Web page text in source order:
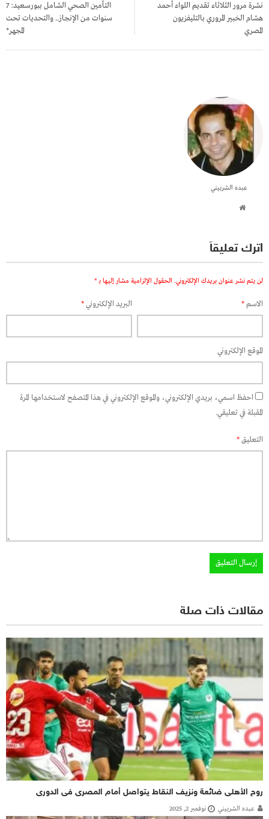
نشرة مرور الثلاثاء تقديم اللواء أحمد
هشام الخبير المروري بالتليفزيون
المصري
التأمين الصحي الشامل ببورسعيد: 7
سنوات من الإنجاز.. والتحديات تحت
المجهر*
عبده الشربيني
اترك تعليقاً
لن يتم نشر عنوان بريدك الإلكتروني. الحقول الإلزامية مشار إليها بـ *
الاسم* البريد الإلكتروني*
الموقع الإلكتروني
احفظ اسمي، بريدي الإلكتروني، والموقع الإلكتروني في هذا المتصفح لاستخدامها المرة
المقبلة في تعليقي.
التعليق*
مقالات ذات صلة
روح الأهلى ضائعة ونزيف النقاط يتواصل أمام المصرى فى الدورى
عبده الشربيني نوفمبر 2, 2025